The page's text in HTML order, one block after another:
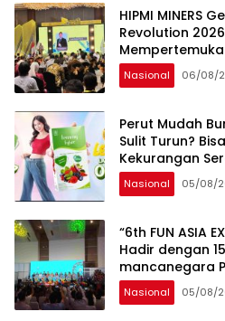
sama
Pembangunan
HIPMI MINERS
Revolution
Industri,
Pengusaha
Nasional 06/08/
Perut Mudah
Sulit Turun?
Kekurangan
Nasional 05/08/
“6th FUN ASIA
Hadir dengan
mancanegara
Rekreasi dan
Tanah Air
Nasional 05/08/